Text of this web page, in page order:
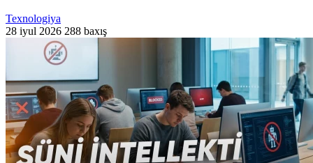
Texnologiya
28 iyul 2026 288 baxış